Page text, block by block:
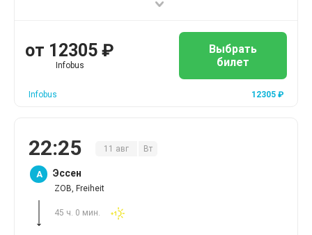
от 12305 ₽
Infobus
Выбрать
билет
Infobus 12305 ₽
22:25 11 авг Вт
A Эссен
ZOB, Freiheit
45 ч. 0 мин.